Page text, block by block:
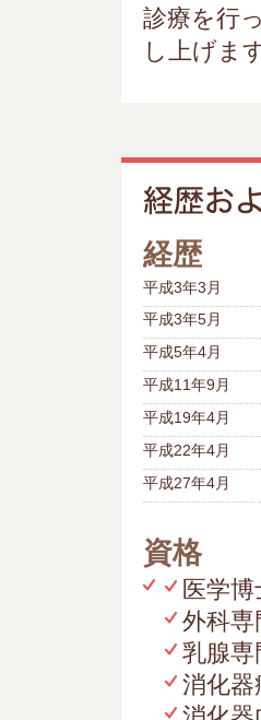
診療を行
し上げま
経歴
平成3年3月
平成3年5月
平成5年4月
平成11年9月
平成19年4月
平成22年4月
平成27年4月
資格
医学博
外科専
乳腺専
消化器